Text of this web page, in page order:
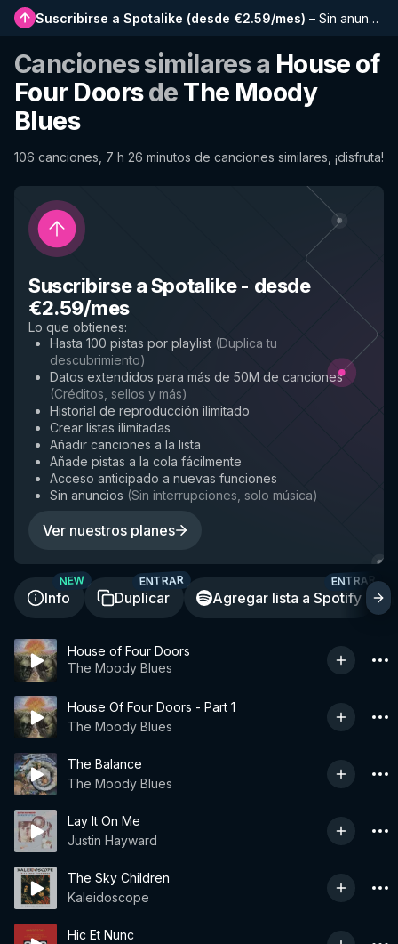
Suscribirse a Spotalike (desde €2.59/mes) – Sin anuncios, listas más largas, historial completo y acceso anticipado a nuevas funciones
Canciones similares a House of
Four Doorsde The Moody
Blues
106 canciones, 7 h 26 minutos de canciones similares, ¡disfruta!
Suscribirse a Spotalike- desde
€2.59/mes
Lo que obtienes:
Hasta 100 pistas por playlist (Duplica tu
descubrimiento)
Datos extendidos para más de 50M de canciones
(Créditos, sellos y más)
Historial de reproducción ilimitado
Crear listas ilimitadas
Añadir canciones a la lista
Añade pistas a la cola fácilmente
Acceso anticipado a nuevas funciones
Sin anuncios (Sin interrupciones, solo música)
Ver nuestros planes
Info
NEW
Duplicar
ENTRAR
Agregar lista a Spotify
ENTRAR
House of Four Doors
The Moody Blues
House Of Four Doors - Part 1
The Moody Blues
The Balance
The Moody Blues
Lay It On Me
Justin Hayward
The Sky Children
Kaleidoscope
Hic Et Nunc